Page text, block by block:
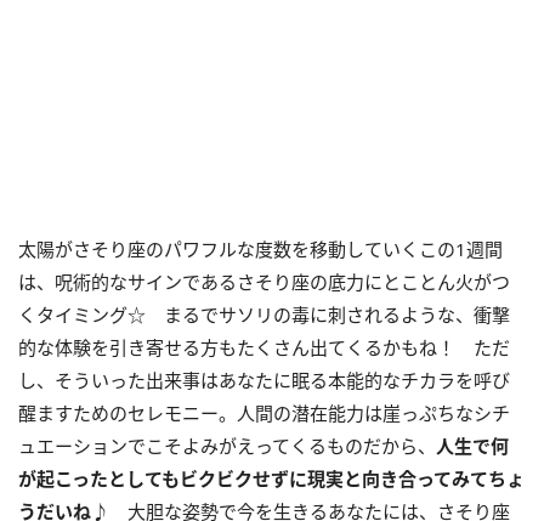
太陽がさそり座のパワフルな度数を移動していくこの1週間
は、呪術的なサインであるさそり座の底力にとことん火がつ
くタイミング☆ まるでサソリの毒に刺されるような、衝撃
的な体験を引き寄せる方もたくさん出てくるかもね！ ただ
し、そういった出来事はあなたに眠る本能的なチカラを呼び
醒ますためのセレモニー。人間の潜在能力は崖っぷちなシチ
ュエーションでこそよみがえってくるものだから、 人生で何
が起こったとしてもビクビクせずに現実と向き合ってみてちょ
うだいね♪
大胆な姿勢で今を生きるあなたには、さそり座